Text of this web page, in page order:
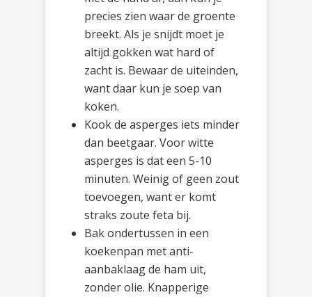
precies zien waar de groente
breekt. Als je snijdt moet je
altijd gokken wat hard of
zacht is. Bewaar de uiteinden,
want daar kun je soep van
koken.
Kook de asperges iets minder
dan beetgaar. Voor witte
asperges is dat een 5-10
minuten. Weinig of geen zout
toevoegen, want er komt
straks zoute feta bij.
Bak ondertussen in een
koekenpan met anti-
aanbaklaag de ham uit,
zonder olie. Knapperige